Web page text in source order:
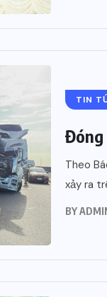
TIN
Đóng
Theo
xảy ra
BY